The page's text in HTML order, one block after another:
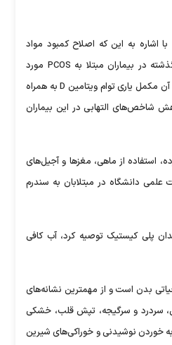
اشاره به این که اصلاح کمبود مواد
مغذی همچون ویتامین D از گذشته در بیماران مبتلا به PCOS مورد
توجه بوده توضیح داد: علاوه بر آن مکمل یاری توام ویتامین D به همراه
امگا ۳ سبب کاهش شاخص‌های التهابی در این بیماران
استفاده از ماهی، مغز‌ها و آجیل‌های
دانشگاه در مبتلابان به سندرم
پلی کیستیک توصیه کرد، آب کافی
بدن است و از مهمترین نشانه‌های
سردرد و سرگیجه، تپش قلب، خشکی
به خوردن نوشیدنی و خوراکی‌های شیرین